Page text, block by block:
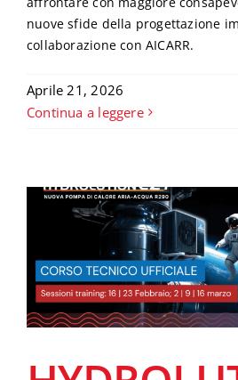
nuove sfide della progettazione
collaborazione con AICARR.
Aprile 21, 2026
Continua a leggere